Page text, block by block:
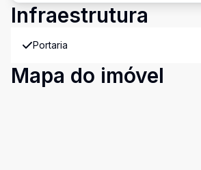
Infraestrutura
Portaria
Mapa do imóvel